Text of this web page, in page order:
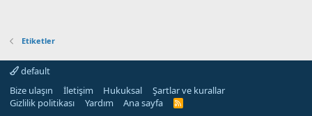
Etiketler
default
Bize ulaşın
İletişim Hukuksal
Şartlar ve kurallar
Gizlilik politikası
Yardım Ana sayfa
R